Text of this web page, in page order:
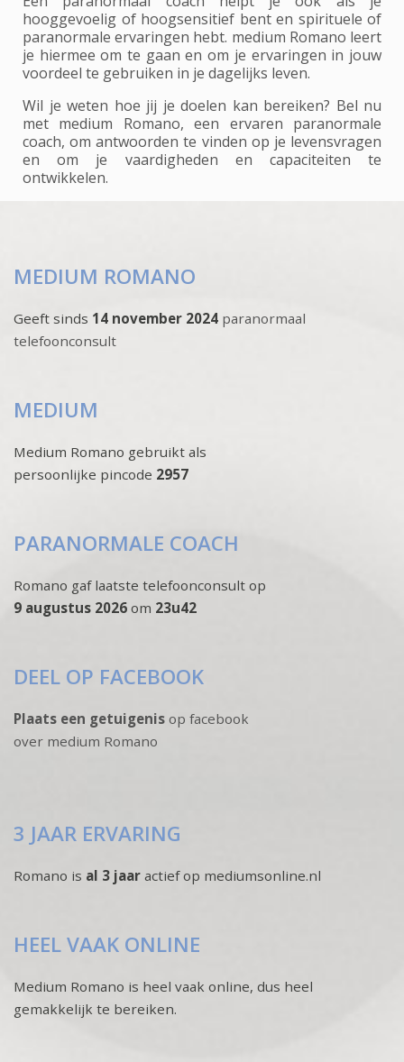
hooggevoelig of hoogsensitief bent en spirituele of
paranormale ervaringen hebt. medium Romano leert
je hiermee om te gaan en om je ervaringen in jouw
voordeel te gebruiken in je dagelijks leven.
Wil je weten hoe jij je doelen kan bereiken? Bel nu
met medium Romano, een ervaren paranormale
coach, om antwoorden te vinden op je levensvragen
en om je vaardigheden en capaciteiten te
ontwikkelen.
MEDIUM ROMANO
Geeft sinds 14 november 2024 paranormaal
telefoonconsult
MEDIUM
Medium Romano gebruikt als
persoonlijke pincode 2957
PARANORMALE COACH
Romano gaf laatste telefoonconsult op
9 augustus 2026 om 23u42
DEEL OP FACEBOOK
Plaats een getuigenis op facebook
over medium Romano
3 JAAR ERVARING
Romano is al 3 jaar actief op mediumsonline.nl
HEEL VAAK ONLINE
Medium Romano is heel vaak online, dus heel
gemakkelijk te bereiken.